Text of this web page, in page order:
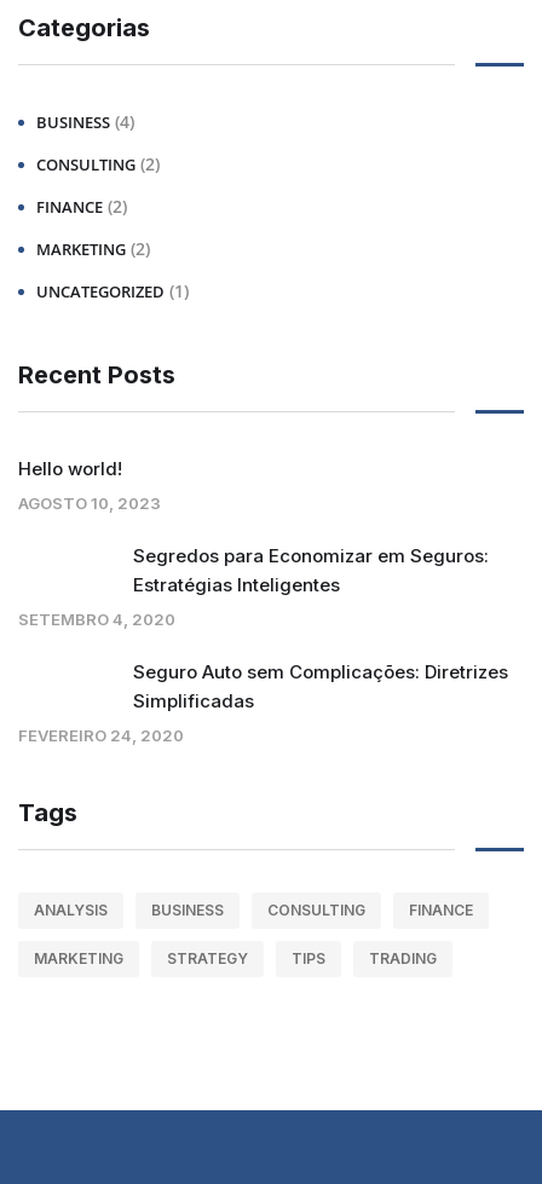
Categorias
BUSINESS (4)
CONSULTING (2)
FINANCE (2)
MARKETING (2)
UNCATEGORIZED (1)
Recent Posts
Hello world!
AGOSTO 10, 2023
Segredos para Economizar em Seguros:
Estratégias Inteligentes
SETEMBRO 4, 2020
Seguro Auto sem Complicações: Diretrizes
Simplificadas
FEVEREIRO 24, 2020
Tags
ANALYSIS BUSINESS CONSULTING FINANCE
MARKETING STRATEGY TIPS TRADING